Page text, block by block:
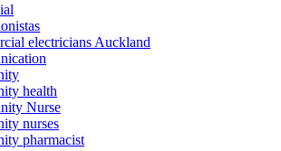
electricians Auckland
health
Nurse
nurses
pharmacist